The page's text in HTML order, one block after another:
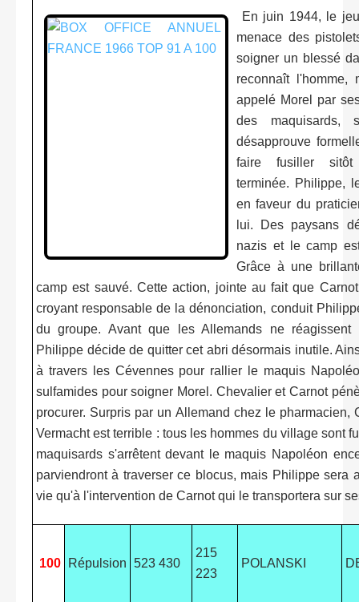
En juin 1944, le
menace des
soigner un blessé
reconnaît l'homme,
appelé Morel par
des
désapprouve
faire fusiller sitôt
terminée. Philippe,
en faveur du
lui. Des paysans
nazis et le camp
Grâce à une
camp est sauvé. Cette action, jointe au fait que
croyant responsable de la dénonciation, conduit
du groupe. Avant que les Allemands ne réagissent
Philippe décide de quitter cet abri désormais inutile.
à travers les Cévennes pour rallier le maquis
sulfamides pour soigner Morel. Chevalier et Carnot
procurer. Surpris par un Allemand chez le pharmacien,
Vermacht est terrible : tous les hommes du village sont
maquisards s'arrêtent devant le maquis Napoléon
parviendront à traverser ce blocus, mais Philippe sera
vie qu'à l'intervention de Carnot qui le transportera sur
100 Répulsion 523 430
215
223
POLANSKI